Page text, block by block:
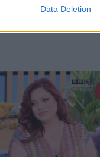
Data Deletion